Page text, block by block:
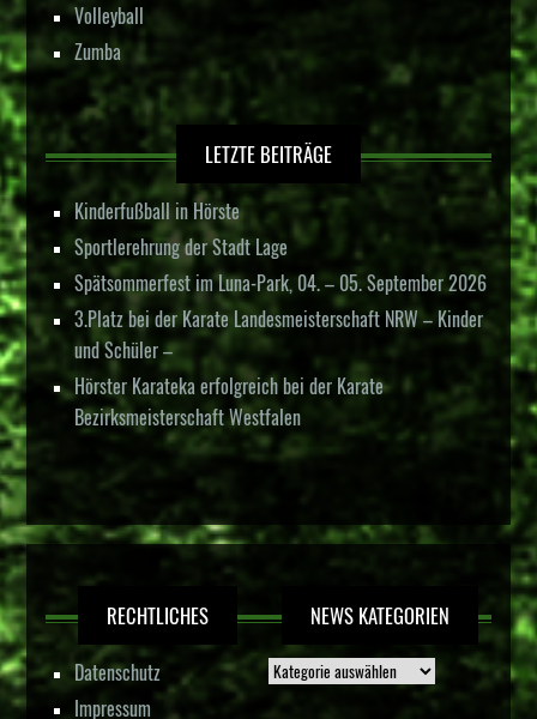
Volleyball
Zumba
LETZTE BEITRÄGE
Kinderfußball in Hörste
Sportlerehrung der Stadt Lage
Spätsommerfest im Luna-Park, 04. – 05. September 2026
3.Platz bei der Karate Landesmeisterschaft NRW – Kinder
und Schüler –
Hörster Karateka erfolgreich bei der Karate
Bezirksmeisterschaft Westfalen
RECHTLICHES
Datenschutz
Impressum
NEWS KATEGORIEN